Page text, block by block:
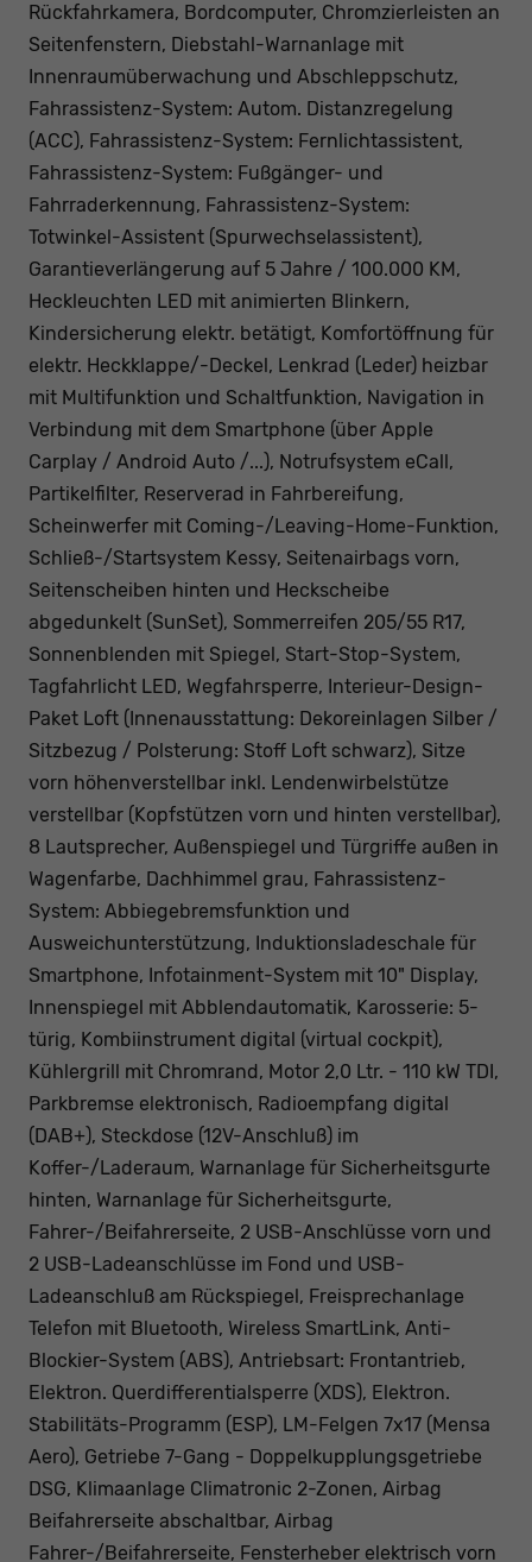
Rückfahrkamera, Bordcomputer, Chromzierleisten an
Seitenfenstern, Diebstahl-Warnanlage mit
Innenraumüberwachung und Abschleppschutz,
Fahrassistenz-System: Autom. Distanzregelung
(ACC), Fahrassistenz-System: Fernlichtassistent,
Fahrassistenz-System: Fußgänger- und
Fahrraderkennung, Fahrassistenz-System:
Totwinkel-Assistent (Spurwechselassistent),
Garantieverlängerung auf 5 Jahre / 100.000 KM,
Heckleuchten LED mit animierten Blinkern,
Kindersicherung elektr. betätigt, Komfortöffnung für
elektr. Heckklappe/-Deckel, Lenkrad (Leder) heizbar
mit Multifunktion und Schaltfunktion, Navigation in
Verbindung mit dem Smartphone (über Apple
Carplay / Android Auto /...), Notrufsystem eCall,
Partikelfilter, Reserverad in Fahrbereifung,
Scheinwerfer mit Coming-/Leaving-Home-Funktion,
Schließ-/Startsystem Kessy, Seitenairbags vorn,
Seitenscheiben hinten und Heckscheibe
abgedunkelt (SunSet), Sommerreifen 205/55 R17,
Sonnenblenden mit Spiegel, Start-Stop-System,
Tagfahrlicht LED, Wegfahrsperre, Interieur-Design-
Paket Loft (Innenausstattung: Dekoreinlagen Silber /
Sitzbezug / Polsterung: Stoff Loft schwarz), Sitze
vorn höhenverstellbar inkl. Lendenwirbelstütze
verstellbar (Kopfstützen vorn und hinten verstellbar),
8 Lautsprecher, Außenspiegel und Türgriffe außen in
Wagenfarbe, Dachhimmel grau, Fahrassistenz-
System: Abbiegebremsfunktion und
Ausweichunterstützung, Induktionsladeschale für
Smartphone, Infotainment-System mit 10" Display,
Innenspiegel mit Abblendautomatik, Karosserie: 5-
türig, Kombiinstrument digital (virtual cockpit),
Kühlergrill mit Chromrand, Motor 2,0 Ltr. - 110 kW TDI,
Parkbremse elektronisch, Radioempfang digital
(DAB+), Steckdose (12V-Anschluß) im
Koffer-/Laderaum, Warnanlage für Sicherheitsgurte
hinten, Warnanlage für Sicherheitsgurte,
Fahrer-/Beifahrerseite, 2 USB-Anschlüsse vorn und
2 USB-Ladeanschlüsse im Fond und USB-
Ladeanschluß am Rückspiegel, Freisprechanlage
Telefon mit Bluetooth, Wireless SmartLink, Anti-
Blockier-System (ABS), Antriebsart: Frontantrieb,
Elektron. Querdifferentialsperre (XDS), Elektron.
Stabilitäts-Programm (ESP), LM-Felgen 7x17 (Mensa
Aero), Getriebe 7-Gang - Doppelkupplungsgetriebe
DSG, Klimaanlage Climatronic 2-Zonen, Airbag
Beifahrerseite abschaltbar, Airbag
Fahrer-/Beifahrerseite, Fensterheber elektrisch vorn